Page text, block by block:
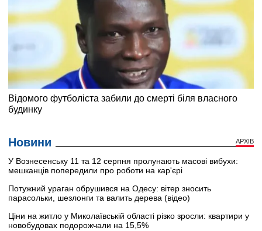
Новини АРХІВ
У Вознесенську 11 та 12 серпня пролунають масові вибухи:
мешканців попередили про роботи на кар'єрі
Потужний ураган обрушився на Одесу: вітер зносить
парасольки, шезлонги та валить дерева (відео)
Ціни на житло у Миколаївській області різко зросли: квартири у
новобудовах подорожчали на 15,5%